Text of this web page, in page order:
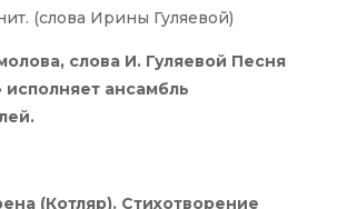
(слова Ирины Гуляевой)
слова И. Гуляевой Песня
исполняет ансамбль
(Котляр). Стихотворение